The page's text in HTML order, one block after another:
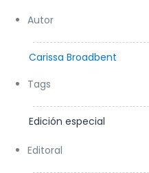
Autor
Carissa Broadbent
Tags
Edición especial
Editoral